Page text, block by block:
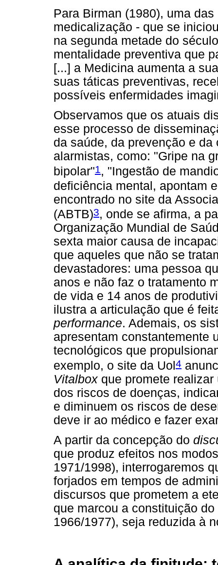
Para Birman (1980), uma
medicalização - que se
na segunda metade do
mentalidade preventiva que
[...] a Medicina aumenta a
suas táticas preventivas,
possíveis enfermidades
Observamos que os atuais
esse processo de
da saúde, da prevenção e
alarmistas, como: "Gripe na
bipolar"1 , "Ingestão de
deficiência mental, apontam
encontrado no site da
(ABTB)3, onde se afirma, a
Organização Mundial de
sexta maior causa de
que aqueles que não se
devastadores: uma pessoa
anos e não faz o tratamento
de vida e 14 anos de
ilustra a articulação que é
performance. Ademais, os
apresentam constantemente
tecnológicos que
exemplo, o site da Uol4
Vitalbox que promete
dos riscos de doenças,
e diminuem os riscos de
deve ir ao médico e fazer
A partir da concepção do
que produz efeitos nos
1971/1998), interrogaremos
forjados em tempos de
discursos que prometem a
que marcou a constituição
1966/1977), seja reduzida à